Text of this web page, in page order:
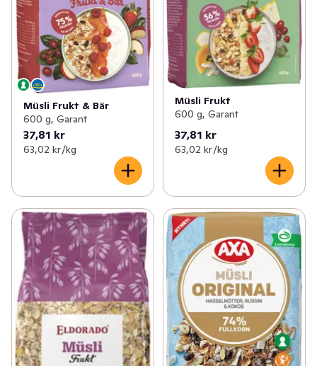
Müsli Frukt & Bär
600 g, Garant
37,81 kr
63,02 kr /kg
Müsli Frukt
600 g, Garant
37,81 kr
63,02 kr /kg